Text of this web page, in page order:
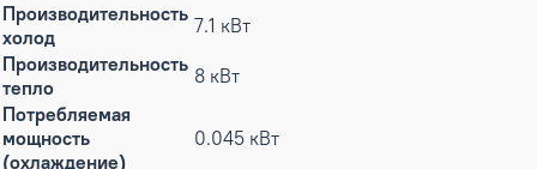
Производительность
холод
7.1 кВт
Производительность
тепло
8 кВт
Потребляемая
мощность
(охлаждение)
0.045 кВт